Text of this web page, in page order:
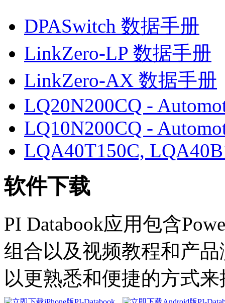
DPASwitch 数据手册
LinkZero-LP 数据手册
LinkZero-AX 数据手册
LQ20N200CQ -
LQ10N200CQ -
LQA40T150C,
软件下载
PI Databook应用包含
组合以及视频教程和产品
以更熟悉和便捷的方式